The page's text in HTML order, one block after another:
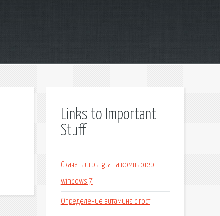
Links to Important
Stuff
Скачать игры gta на компьютер
windows 7
Определение витамина с гост